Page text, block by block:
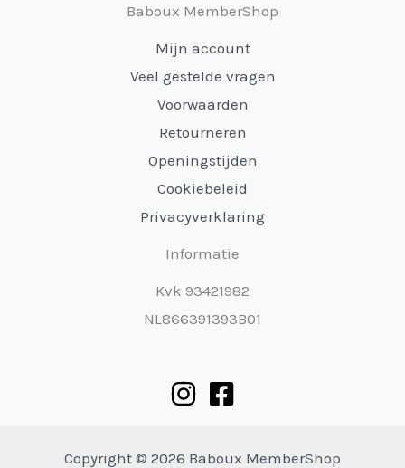
Baboux MemberShop
Mijn account
Veel gestelde vragen
Voorwaarden
Retourneren
Openingstijden
Cookiebeleid
Privacyverklaring
Informatie
Kvk 93421982
NL866391393B01
Copyright © 2026 Baboux MemberShop